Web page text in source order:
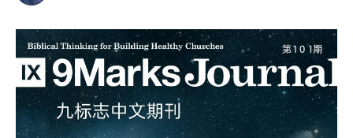
教會帶領 解經式講道與神學
福音傳講與宣教 成員制與教會紀律
團契生活與禱告
简体中文 正體中文
英语
西班牙語
葡萄牙語
俄語
烏茲別克語
达里语
波斯語
法語
羅馬尼亞語
波蘭語
越南語
意大利語
德語